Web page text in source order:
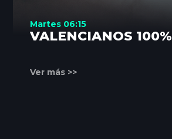
Martes 06:15
VALENCIANOS 100%
Ver más >>